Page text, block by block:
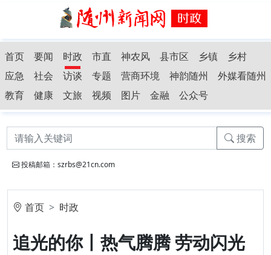
首页 要闻 时政 市直 神农风 县市区 乡镇
乡村
应急
社会 访谈 专题 营商环境 神韵随州
外媒看随州
教育
健康 文旅 视频 图片 金融 公众号
搜索
投稿邮箱：szrbs@21cn.com
首页 时政
追光的你丨热气腾腾 劳动闪光